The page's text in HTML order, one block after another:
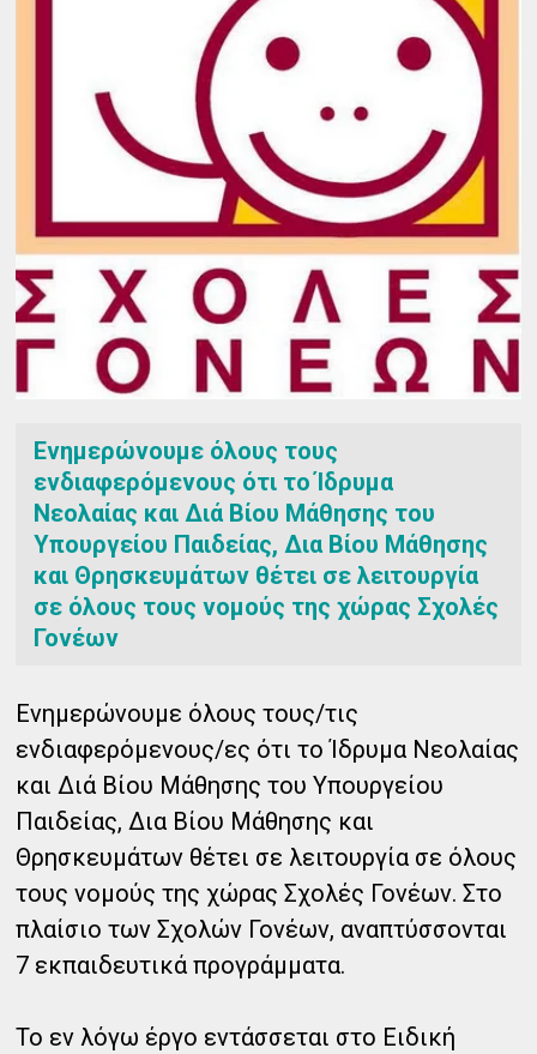
Ενημερώνουμε όλους τους
ενδιαφερόμενους ότι το Ίδρυμα
Νεολαίας και Διά Βίου Μάθησης του
Υπουργείου Παιδείας, Δια Βίου Μάθησης
και Θρησκευμάτων θέτει σε λειτουργία
σε όλους τους νομούς της χώρας Σχολές
Γονέων
Ενημερώνουμε όλους τους/τις
ενδιαφερόμενους/ες ότι το Ίδρυμα Νεολαίας
και Διά Βίου Μάθησης του Υπουργείου
Παιδείας, Δια Βίου Μάθησης και
Θρησκευμάτων θέτει σε λειτουργία σε όλους
τους νομούς της χώρας Σχολές Γονέων. Στο
πλαίσιο των Σχολών Γονέων, αναπτύσσονται
7 εκπαιδευτικά προγράμματα.
Το εν λόγω έργο εντάσσεται στο Ειδική